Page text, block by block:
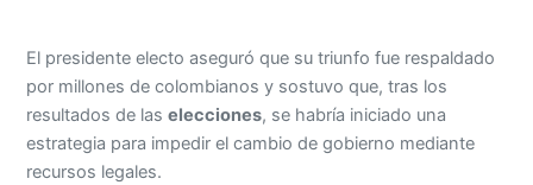
El presidente electo aseguró que su triunfo fue respaldado
por millones de colombianos y sostuvo que, tras los
resultados de laselecciones, se habría iniciado una
estrategia para impedir el cambio de gobierno mediante
recursos legales.